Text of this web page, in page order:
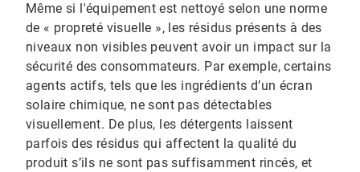
Même si l'équipement est nettoyé selon une norme
de « propreté visuelle », les résidus présents à des
niveaux non visibles peuvent avoir un impact sur la
sécurité des consommateurs. Par exemple, certains
agents actifs, tels que les ingrédients d’un écran
solaire chimique, ne sont pas détectables
visuellement. De plus, les détergents laissent
parfois des résidus qui affectent la qualité du
produit s’ils ne sont pas suffisamment rincés, et